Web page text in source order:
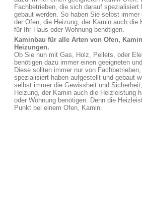
Fachbetrieben, die sich darauf spezialisiert
gebaut werden. So haben Sie selbst
der Ofen, die Heizung, der Kamin auch die
für Ihr Haus oder Wohnung benötigen.
Kaminbau für alle Arten von Ofen,
Heizungen.
Ob Sie nun mit Gas, Holz, Pellets, oder
benötigen dazu immer einen geeigneten
Diese sollten immer nur von
spezialisiert haben aufgestellt und gebaut
selbst immer die Gewissheit und
Heizung, der Kamin auch die Heizleistung
oder Wohnung benötigen. Denn die
Punkt bei einem Ofen, Kamin.